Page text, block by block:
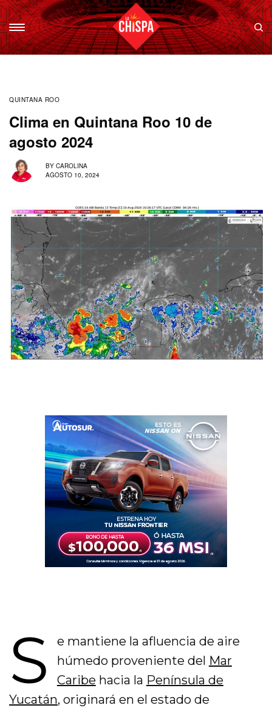
QUINTANA ROO
Clima en Quintana Roo 10 de
agosto 2024
BY CAROLINA
AGOSTO 10, 2024
S
e mantiene la afluencia de aire
húmedo proveniente del Mar
Caribe hacia la Península de
Yucatán, originará en el estado de